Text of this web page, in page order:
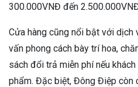
300.000VNĐ đến
Cửa hàng cũng nổi bật với
vấn phong cách bày trí hoa,
sách đổi trả miễn phí nếu
phẩm. Đặc biệt, Đông Điệp còn